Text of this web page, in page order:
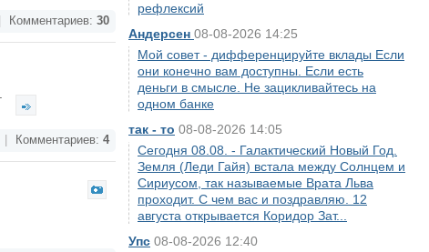
рефлексий
Андерсен 08-08-2026 14:25
Мой совет - дифференцируйте вклады Если
они конечно вам доступны. Если есть
деньги в смысле. Не зацикливайтесь на
одном банке
так - то 08-08-2026 14:05
Сегодня 08.08. - Галактический Новый Год.
Земля (Леди Гайя) встала между Солнцем и
Сириусом, так называемые Врата Льва
проходит. С чем вас и поздравляю. 12
августа открывается Коридор Зат...
Упс 08-08-2026 12:40
Комментариев: 30
Комментариев: 4